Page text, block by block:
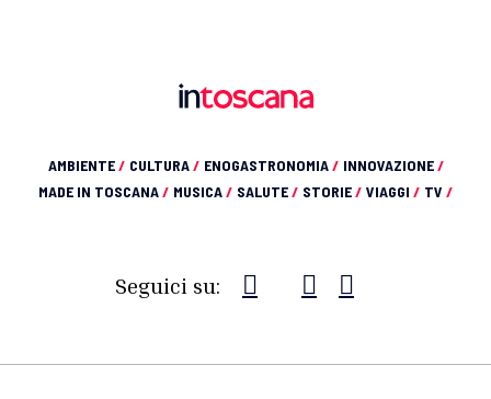
AMBIENTE/ CULTURA/ ENOGASTRONOMIA/ INNOVAZIONE/
MADE IN TOSCANA/ MUSICA/ SALUTE/ STORIE/ VIAGGI / TV /
Seguici su: